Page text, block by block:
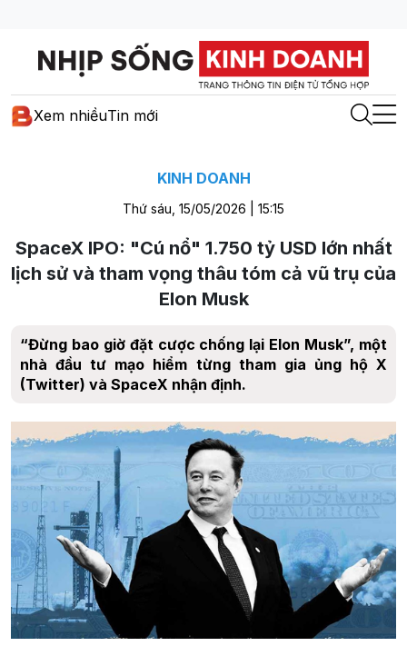
Xem nhiềuTin mới
KINH DOANH
Thứ sáu, 15/05/2026 | 15:15
SpaceX IPO: "Cú nổ" 1.750 tỷ USD lớn nhất
lịch sử và tham vọng thâu tóm cả vũ trụ của
Elon Musk
“Đừng bao giờ đặt cược chống lại Elon Musk”, một
nhà đầu tư mạo hiểm từng tham gia ủng hộ X
(Twitter) và SpaceX nhận định.